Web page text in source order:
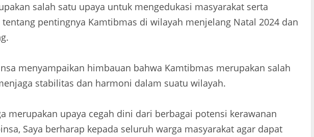
salah satu upaya untuk mengedukasi masyarakat serta
pentingnya Kamtibmas di wilayah menjelang Natal 2024 dan
menyampaikan himbauan bahwa Kamtibmas merupakan salah
stabilitas dan harmoni dalam suatu wilayah.
merupakan upaya cegah dini dari berbagai potensi kerawanan
Saya berharap kepada seluruh warga masyarakat agar dapat